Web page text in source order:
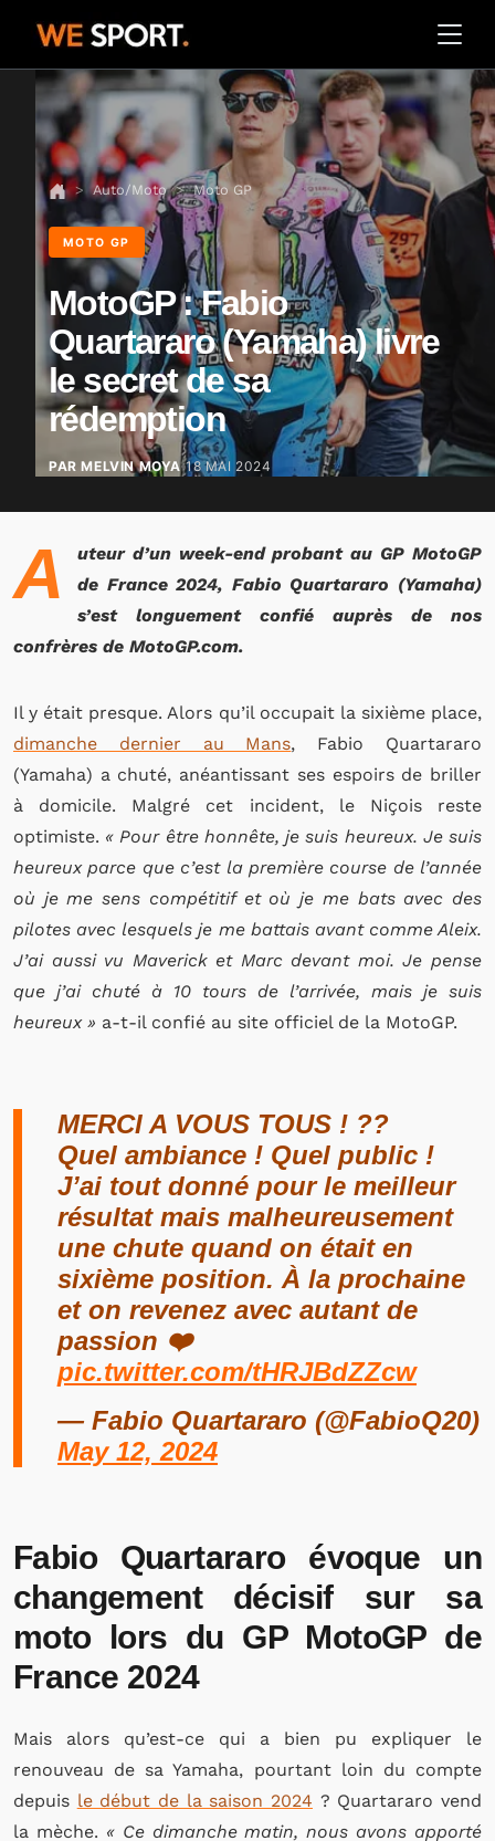
Auto/Moto Moto GP
MOTO GP
MotoGP : Fabio
Quartararo (Yamaha) livre
le secret de sa
rédemption
PAR MELVIN MOYA 18 MAI 2024
A
uteur d’un week-end probant au GP MotoGP
de France 2024, Fabio Quartararo (Yamaha)
s’est longuement confié auprès de nos
confrères de MotoGP.com.
Il y était presque. Alors qu’il occupait la sixième place,
dimanche dernier au Mans, Fabio Quartararo
(Yamaha) a chuté, anéantissant ses espoirs de briller
à domicile. Malgré cet incident, le Niçois reste
optimiste. « Pour être honnête, je suis heureux. Je suis
heureux parce que c’est la première course de l’année
où je me sens compétitif et où je me bats avec des
pilotes avec lesquels je me battais avant comme Aleix.
J’ai aussi vu Maverick et Marc devant moi. Je pense
que j’ai chuté à 10 tours de l’arrivée, mais je suis
heureux » a-t-il confié au site officiel de la MotoGP.
MERCI A VOUS TOUS ! ??
Quel ambiance ! Quel public !
J’ai tout donné pour le meilleur
résultat mais malheureusement
une chute quand on était en
sixième position. À la prochaine
et on revenez avec autant de
passion ❤️
pic.twitter.com/tHRJBdZZcw
— Fabio Quartararo (@FabioQ20)
May 12, 2024
Fabio Quartararo évoque un
changement décisif sur sa
moto lors du GP MotoGP de
France 2024
Mais alors qu’est-ce qui a bien pu expliquer le
renouveau de sa Yamaha, pourtant loin du compte
depuis le début de la saison 2024 ? Quartararo vend
la mèche. « Ce dimanche matin, nous avons apporté